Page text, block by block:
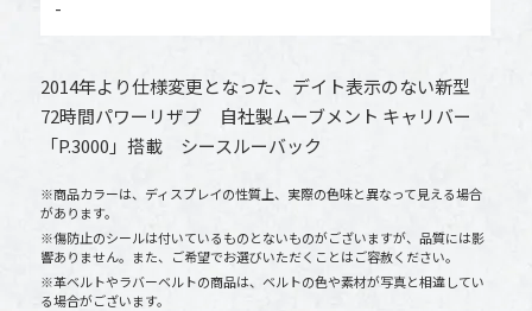
-
2014年より仕様変更となった、デイト表示のない新型
72時間パワーリザブ 自社製ムーブメント キャリバー
「P.3000」搭載 シースルーバック
※商品カラーは、ディスプレイの性質上、実際の色味と異なって見える場合
があります。
※傷防止のシールは付いているものとないものがございますが、品質には影
響ありません。また、ご希望でお選びいただくことはご容赦ください。
※革ベルトやラバーベルトの商品は、ベルトの色や素材が写真と相違してい
る場合がございます。